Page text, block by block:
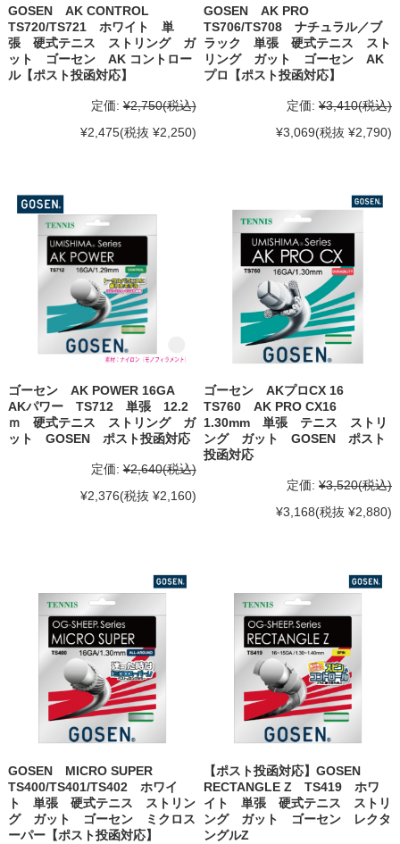
GOSEN AK CONTROL
TS720/TS721 ホワイト 単
張 硬式テニス ストリング ガ
ット ゴーセン AK コントロー
ル【ポスト投函対応】
定価: ¥2,750(税込)
¥2,475(税抜 ¥2,250)
GOSEN AK PRO
TS706/TS708 ナチュラル／ブ
ラック 単張 硬式テニス スト
リング ガット ゴーセン AK
プロ【ポスト投函対応】
定価: ¥3,410(税込)
¥3,069(税抜 ¥2,790)
ゴーセン AK POWER 16GA
AKパワー TS712 単張 12.2
ｍ 硬式テニス ストリング ガ
ット GOSEN ポスト投函対応
定価: ¥2,640(税込)
¥2,376(税抜 ¥2,160)
ゴーセン AKプロCX 16
TS760 AK PRO CX16
1.30mm 単張 テニス ストリ
ング ガット GOSEN ポスト
投函対応
定価: ¥3,520(税込)
¥3,168(税抜 ¥2,880)
GOSEN MICRO SUPER
TS400/TS401/TS402 ホワイ
ト 単張 硬式テニス ストリン
グ ガット ゴーセン ミクロス
ーパー【ポスト投函対応】
【ポスト投函対応】GOSEN
RECTANGLE Z TS419 ホワ
イト 単張 硬式テニス ストリ
ング ガット ゴーセン レクタ
ングルZ